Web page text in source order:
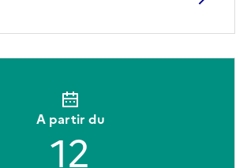
A partir du
12